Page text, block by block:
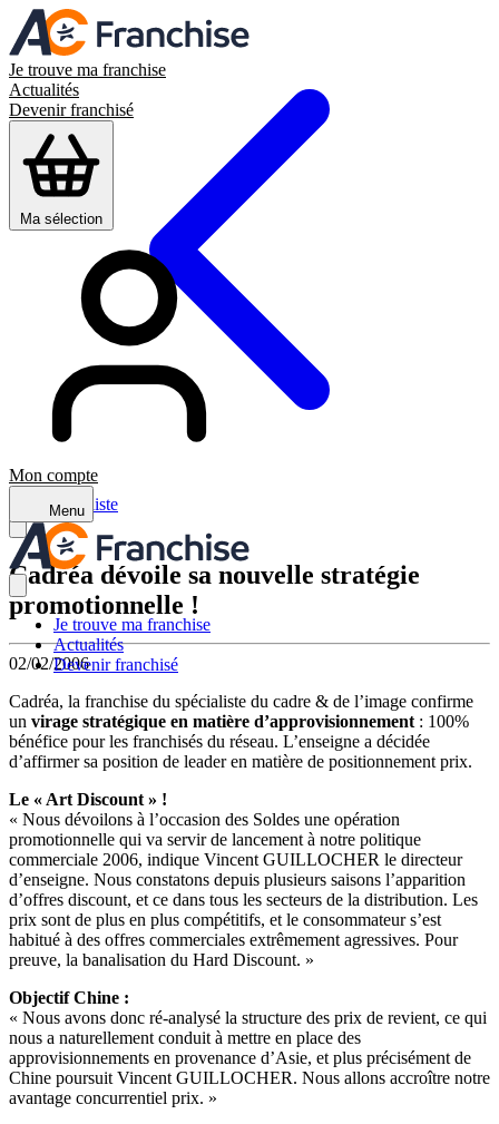
Je trouve ma franchise
Actualités
Devenir franchisé
Ma sélection
Mon compte
Menu
Je trouve ma franchise
Actualités
Devenir franchisé
Retour à la liste
Cadréa dévoile sa nouvelle stratégie
promotionnelle !
02/02/2006
Cadréa, la franchise du spécialiste du cadre & de l’image confirme
un virage stratégique en matière d’approvisionnement : 100%
bénéfice pour les franchisés du réseau. L’enseigne a décidée
d’affirmer sa position de leader en matière de positionnement prix.
Le « Art Discount » !
« Nous dévoilons à l’occasion des Soldes une opération
promotionnelle qui va servir de lancement à notre politique
commerciale 2006, indique Vincent GUILLOCHER le directeur
d’enseigne. Nous constatons depuis plusieurs saisons l’apparition
d’offres discount, et ce dans tous les secteurs de la distribution. Les
prix sont de plus en plus compétitifs, et le consommateur s’est
habitué à des offres commerciales extrêmement agressives. Pour
preuve, la banalisation du Hard Discount. »
Objectif Chine :
« Nous avons donc ré-analysé la structure des prix de revient, ce qui
nous a naturellement conduit à mettre en place des
approvisionnements en provenance d’Asie, et plus précisément de
Chine poursuit Vincent GUILLOCHER. Nous allons accroître notre
avantage concurrentiel prix. »